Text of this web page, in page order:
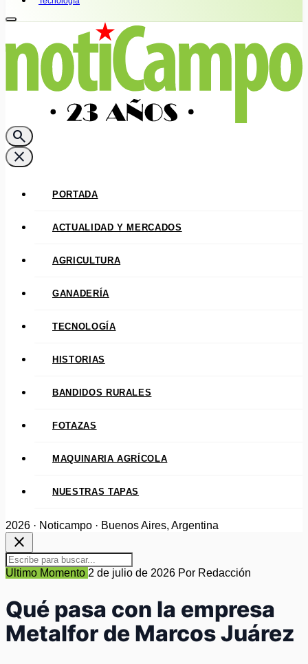
search
close
PORTADA
ACTUALIDAD Y MERCADOS
AGRICULTURA
GANADERÍA
TECNOLOGÍA
HISTORIAS
BANDIDOS RURALES
FOTAZAS
MAQUINARIA AGRÍCOLA
NUESTRAS TAPAS
2026 · Noticampo · Buenos Aires, Argentina
close
Ultimo Momento 2 de julio de 2026 Por Redacción
Qué pasa con la empresa
Metalfor de Marcos Juárez